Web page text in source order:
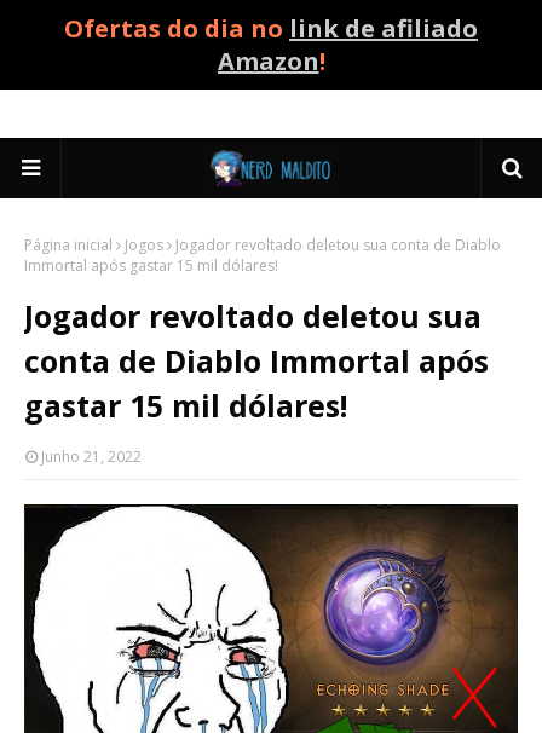
Ofertas do dia no link de afiliado
Amazon!
Página inicial Jogos
Jogador revoltado deletou sua conta de Diablo
Immortal após gastar 15 mil dólares!
Jogador revoltado deletou sua
conta de Diablo Immortal após
gastar 15 mil dólares!
Junho 21, 2022